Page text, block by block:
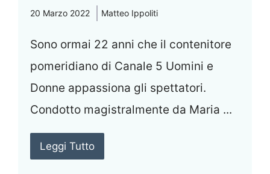
20 Marzo 2022 Matteo Ippoliti
Sono ormai 22 anni che il contenitore
pomeridiano di Canale 5 Uomini e
Donne appassiona gli spettatori.
Condotto magistralmente da Maria ...
Leggi Tutto